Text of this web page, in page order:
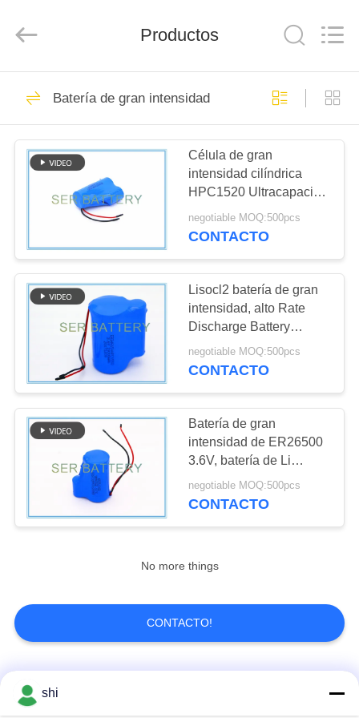
HOGAR
PRODUCTOS
SOBRE
NOSOTROS
VIAJE
DE
FÁBRICA
CONTROL
DE
CALIDAD
ÉNTRENOS
EN
NOTICIAS
PIDA
UNA
Technology
Co,.Ltd.
Reserved.
Batería de Li
SOCL2
156
Batería del litio
MNO2
14
Batería del polímero
de litio
batería de litio 9v
6
Productos
Batería de gran intensidad
Célula de gran
intensidad cilíndrica
HPC1520 Ultracapacitor
de la batería ER18505
3.6V Li-SOCl2
negotiable MOQ:500pcs
CONTACTO
Lisocl2 batería de gran
intensidad, alto Rate
Discharge Battery
HPC1550
condensador híbrido del
negotiable MOQ:500pcs
CONTACTO
Batería de gran
intensidad de ER26500
3.6V, batería de Li
SOCL2 con el
condensador estupendo
negotiable MOQ:500pcs
CONTACTO
No more things
CONTACTO!
Categorías Populares
shi